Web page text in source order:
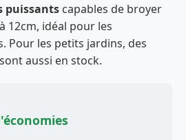
puissants capables de broyer
12cm, idéal pour les
Pour les petits jardins, des
aussi en stock.